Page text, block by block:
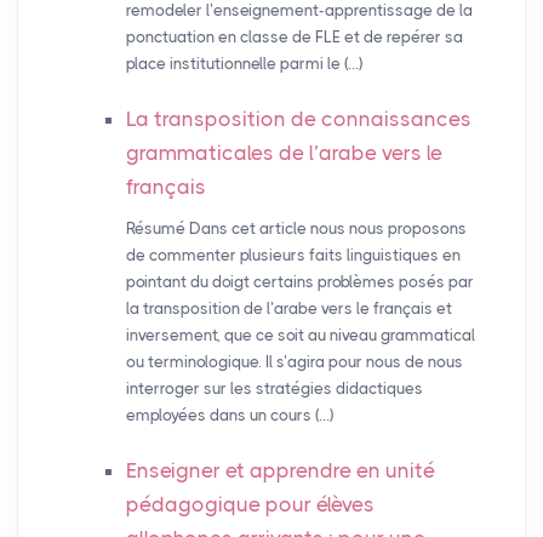
remodeler l’enseignement-apprentissage de la
ponctuation en classe de FLE et de repérer sa
place institutionnelle parmi le (…)
La transposition de connaissances
grammaticales de l’arabe vers le
français
Résumé Dans cet article nous nous proposons
de commenter plusieurs faits linguistiques en
pointant du doigt certains problèmes posés par
la transposition de l’arabe vers le français et
inversement, que ce soit au niveau grammatical
ou terminologique. Il s’agira pour nous de nous
interroger sur les stratégies didactiques
employées dans un cours (…)
Enseigner et apprendre en unité
pédagogique pour élèves